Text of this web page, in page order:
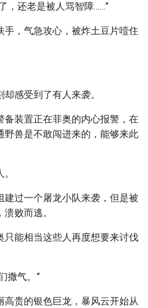
，还老是被人骂智障……”
，气急攻心，被炸土豆片噎住
感受到了有人来袭。
装置正在菲奥的内心报警，在
野兽是不敢闯进来的，能够来此
过一个屠龙小队来袭，但是被
败而逃。
只能相当这些人再度想要来讨伐
撒气。”
贵的银色巨龙，暴风云开始从